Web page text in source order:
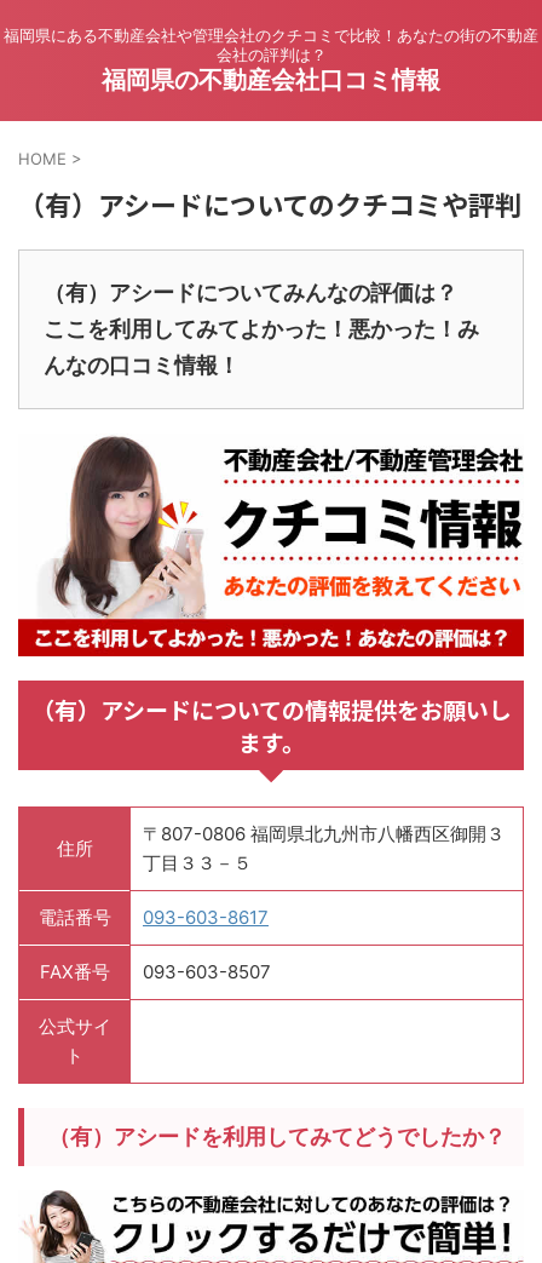
福岡県にある不動産会社や管理会社のクチコミで比較！あなたの街の不動産
会社の評判は？
福岡県の不動産会社口コミ情報
HOME >
（有）アシードについてのクチコミや評判
（有）アシードについてみんなの評価は？
ここを利用してみてよかった！悪かった！み
んなの口コミ情報！
（有）アシードについての情報提供をお願いし
ます。
住所
〒807-0806 福岡県北九州市八幡西区御開３
丁目３３－５
電話番号 093-603-8617
FAX番号 093-603-8507
公式サイ
ト
（有）アシードを利用してみてどうでしたか？